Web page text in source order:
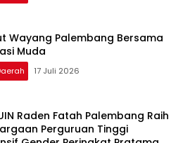
Wayang Palembang Bersama
Muda
17 Juli 2026
Raden Fatah Palembang Raih
Perguruan Tinggi